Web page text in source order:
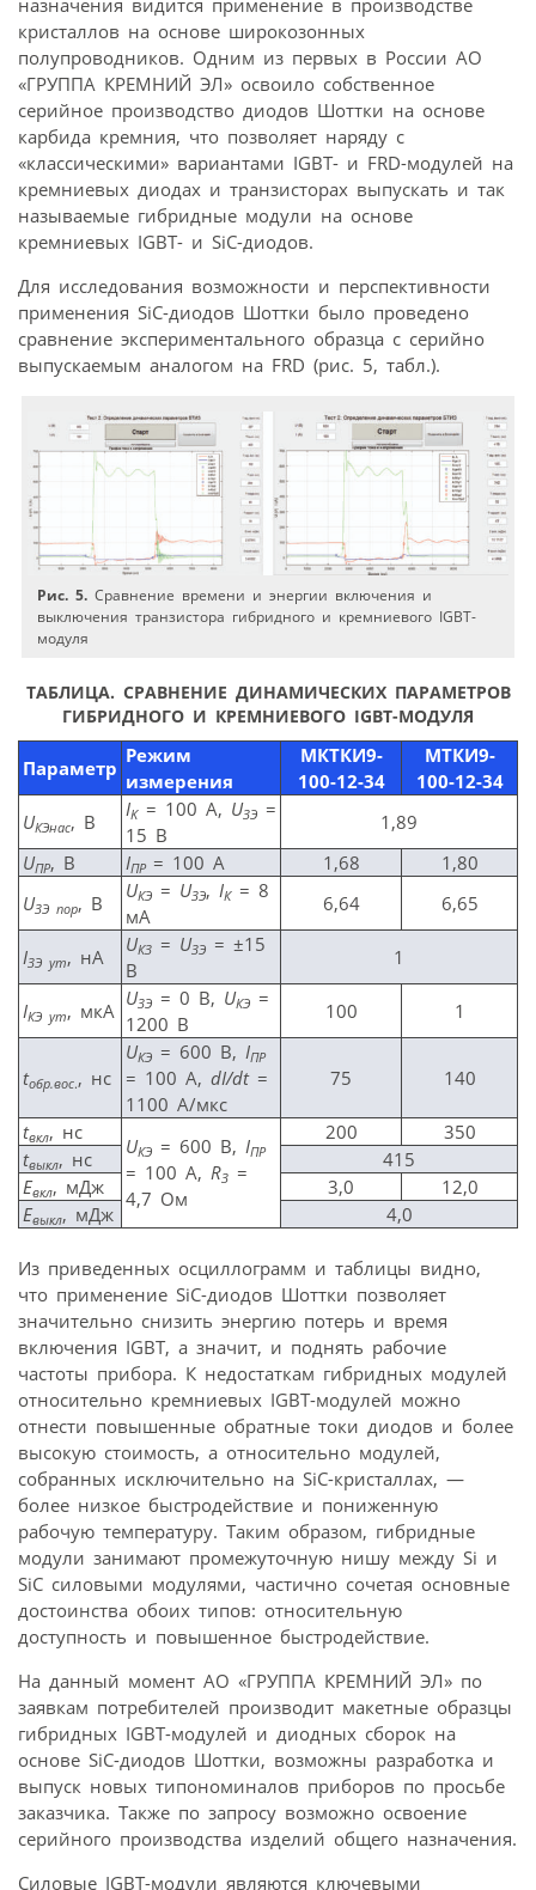
назначения видится применение в производстве
кристаллов на основе широкозонных
полупроводников. Одним из первых в России АО
«ГРУППА КРЕМНИЙ ЭЛ» освоило собственное
серийное производство диодов Шоттки на основе
карбида кремния, что позволяет наряду с
«классическими» вариантами IGBT- и FRD-модулей на
кремниевых диодах и транзисторах выпускать и так
называемые гибридные модули на основе
кремниевых IGBT- и SiC-диодов.
Для исследования возможности и перспективности
применения SiC-диодов Шоттки было проведено
сравнение экспериментального образца с серийно
выпускаемым аналогом на FRD (рис. 5, табл.).
Рис. 5. Сравнение времени и энергии включения и
выключения транзистора гибридного и кремниевого IGBT-
модуля
ТАБЛИЦА. СРАВНЕНИЕ ДИНАМИЧЕСКИХ ПАРАМЕТРОВ
ГИБРИДНОГО И КРЕМНИЕВОГО IGBT-МОДУЛЯ
Параметр
Режим
измерения
МКТКИ9-
100-12-34
МТКИ9-
100-12-34
UКЭнас, В
IK= 100 А, UЗЭ =
15 B
1,89
UПР, В IПР = 100 А 1,68
1,80
UЗЭ пор, В
UКЭ = UЗЭ, IК= 8
мА
6,64 6,65
IЗЭ ут, нА
UКЗ = UЗЭ = ±15
В
1
IКЭ ут, мкА
UЗЭ = 0 В, UКЭ =
1200 B
100 1
tобр.вос., нс
UКЭ = 600 В, IПР
= 100 А, dI/dt=
1100 А/мкс
75 140
tвкл, нс
UКЭ = 600 В, IПР
= 100 А, RЗ =
4,7 Ом
200
350
tвыкл, нс
415
Eвкл, мДж 3,0
12,0
Eвыкл, мДж 4,0
Из приведенных осциллограмм и таблицы видно,
что применение SiC-диодов Шоттки позволяет
значительно снизить энергию потерь и время
включения IGBT, а значит, и поднять рабочие
частоты прибора. К недостаткам гибридных модулей
относительно кремниевых IGBT-модулей можно
отнести повышенные обратные токи диодов и более
высокую стоимость, а относительно модулей,
собранных исключительно на SiC-кристаллах, —
более низкое быстродействие и пониженную
рабочую температуру. Таким образом, гибридные
модули занимают промежуточную нишу между Si и
SiC силовыми модулями, частично сочетая основные
достоинства обоих типов: относительную
доступность и повышенное быстродействие.
На данный момент АО «ГРУППА КРЕМНИЙ ЭЛ» по
заявкам потребителей производит макетные образцы
гибридных IGBT-модулей и диодных сборок на
основе SiC-диодов Шоттки, возможны разработка и
выпуск новых типономиналов приборов по просьбе
заказчика. Также по запросу возможно освоение
серийного производства изделий общего назначения.
Силовые IGBT-модули являются ключевыми